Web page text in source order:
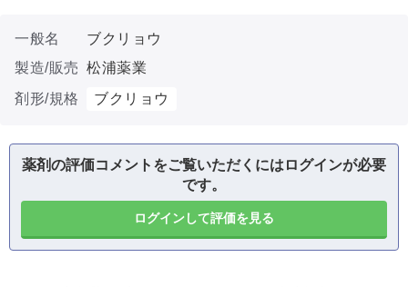
一般名
ブクリョウ
製造/販売 松浦薬業
剤形/規格
ブクリョウ
薬剤の評価コメントをご覧いただくにはログインが必要
です。
ログインして評価を見る